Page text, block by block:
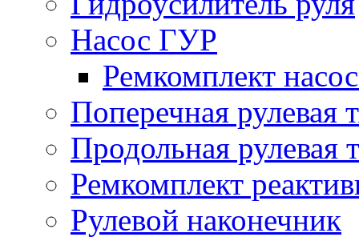
Насос ГУР
Ремкомплект
Поперечная рулевая
Продольная рулевая
Ремкомплект
Рулевой наконечник